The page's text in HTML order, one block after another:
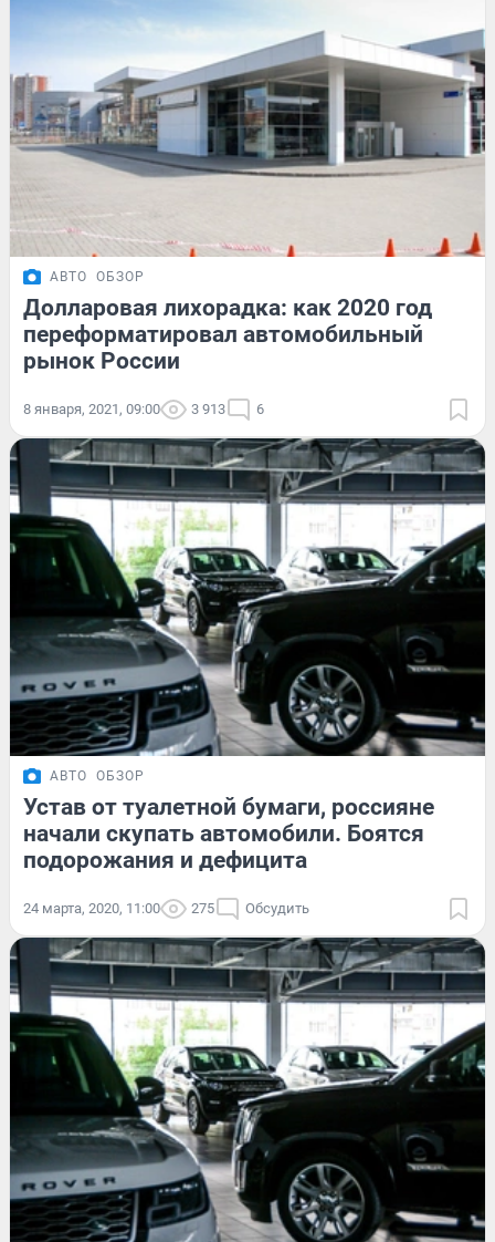
АВТО ОБЗОР
Долларовая лихорадка: как 2020 год
переформатировал автомобильный
рынок России
8 января, 2021, 09:00 3 913 6
АВТО ОБЗОР
Устав от туалетной бумаги, россияне
начали скупать автомобили. Боятся
подорожания и дефицита
24 марта, 2020, 11:00 275 Обсудить